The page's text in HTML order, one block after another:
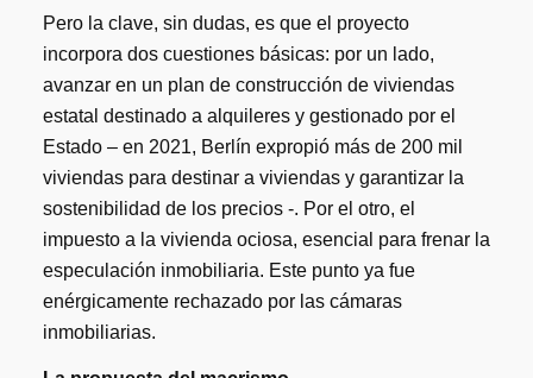
Pero la clave, sin dudas, es que el proyecto
incorpora dos cuestiones básicas: por un lado,
avanzar en un plan de construcción de viviendas
estatal destinado a alquileres y gestionado por el
Estado – en 2021, Berlín expropió más de 200 mil
viviendas para destinar a viviendas y garantizar la
sostenibilidad de los precios -. Por el otro, el
impuesto a la vivienda ociosa, esencial para frenar la
especulación inmobiliaria. Este punto ya fue
enérgicamente rechazado por las cámaras
inmobiliarias.